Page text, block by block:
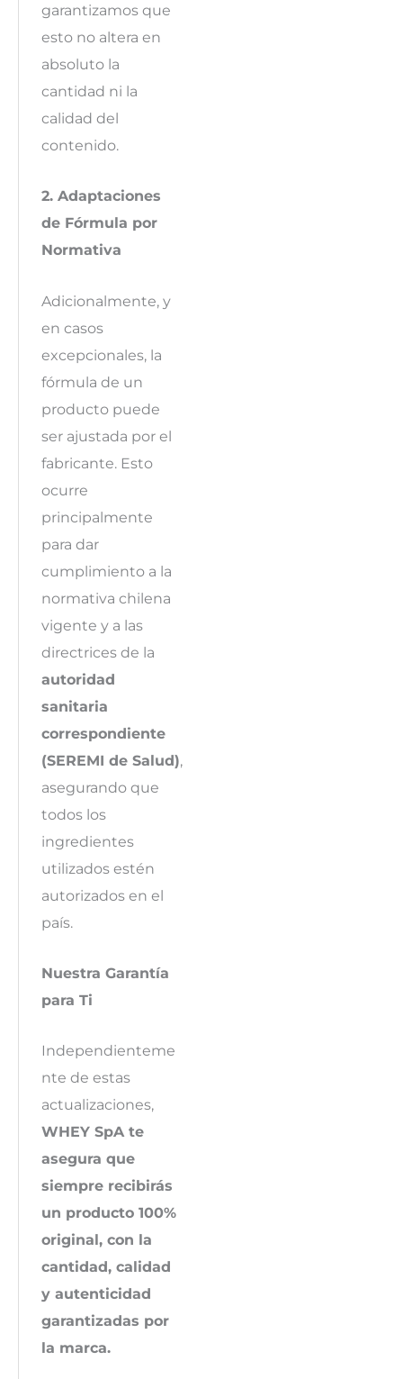
garantizamos que
esto no altera en
absoluto la
cantidad ni la
calidad del
contenido.
2. Adaptaciones
de Fórmula por
Normativa
Adicionalmente, y
en casos
excepcionales, la
fórmula de un
producto puede
ser ajustada por el
fabricante. Esto
ocurre
principalmente
para dar
cumplimiento a la
normativa chilena
vigente y a las
directrices de la
autoridad
sanitaria
correspondiente
(SEREMI de Salud),
asegurando que
todos los
ingredientes
utilizados estén
autorizados en el
país.
Nuestra Garantía
para Ti
Independienteme
nte de estas
actualizaciones,
WHEY SpA te
asegura que
siempre recibirás
un producto 100%
original, con la
cantidad, calidad
y autenticidad
garantizadas por
la marca.